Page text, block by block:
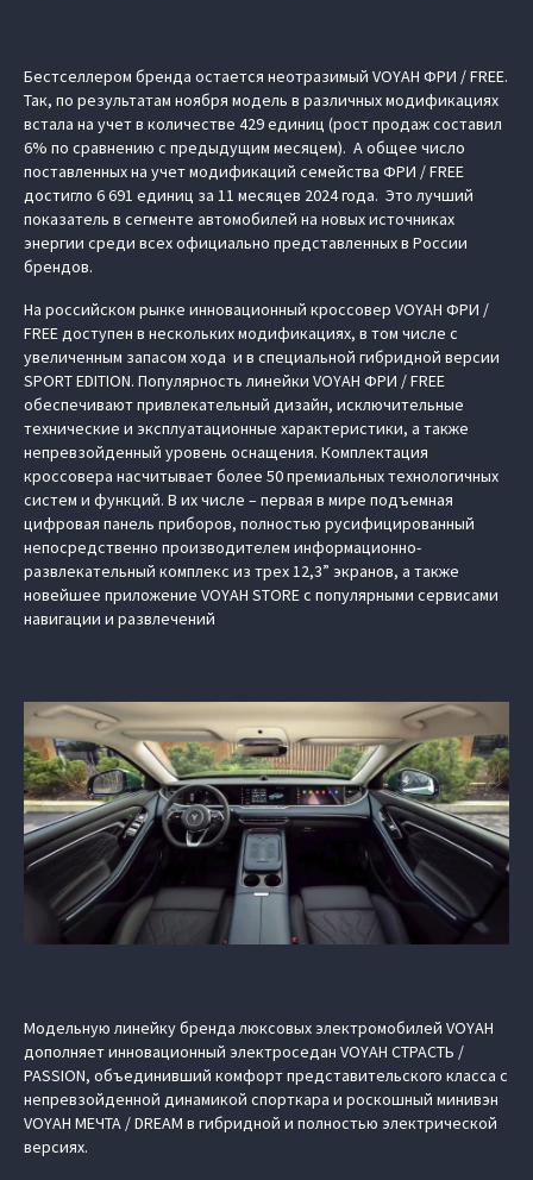
Бестселлером бренда остается неотразимый VOYAH ФРИ / FREE.
Так, по результатам ноября модель в различных модификациях
встала на учет в количестве 429 единиц (рост продаж составил
6% по сравнению с предыдущим месяцем). А общее число
поставленных на учет модификаций семейства ФРИ / FREE
достигло 6 691 единиц за 11 месяцев 2024 года. Это лучший
показатель в сегменте автомобилей на новых источниках
энергии среди всех официально представленных в России
брендов.
На российском рынке инновационный кроссовер VOYAH ФРИ /
FREE доступен в нескольких модификациях, в том числе с
увеличенным запасом хода и в специальной гибридной версии
SPORT EDITION. Популярность линейки VOYAH ФРИ / FREE
обеспечивают привлекательный дизайн, исключительные
технические и эксплуатационные характеристики, а также
непревзойденный уровень оснащения. Комплектация
кроссовера насчитывает более 50 премиальных технологичных
систем и функций. В их числе – первая в мире подъемная
цифровая панель приборов, полностью русифицированный
непосредственно производителем информационно-
развлекательный комплекс из трех 12,3” экранов, а также
новейшее приложение VOYAH STORE с популярными сервисами
навигации и развлечений
Модельную линейку бренда люксовых электромобилей VOYAH
дополняет инновационный электроседан VOYAH СТРАСТЬ /
PASSION, объединивший комфорт представительского класса с
непревзойденной динамикой спорткара и роскошный минивэн
VOYAH МЕЧТА / DREAM в гибридной и полностью электрической
версиях.